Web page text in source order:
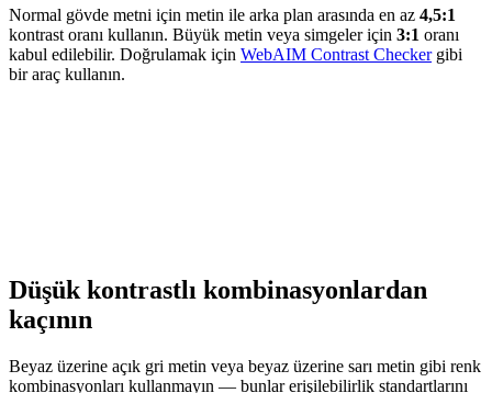
Normal gövde metni için metin ile arka plan arasında en az 4,5:1
kontrast oranı kullanın. Büyük metin veya simgeler için 3:1 oranı
kabul edilebilir. Doğrulamak için WebAIM Contrast Checkergibi
bir araç kullanın.
Düşük kontrastlı kombinasyonlardan
kaçının
Beyaz üzerine açık gri metin veya beyaz üzerine sarı metin gibi renk
kombinasyonları kullanmayın — bunlar erişilebilirlik standartlarını